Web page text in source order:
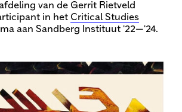
van de Gerrit Rietveld
in het Critical Studies
aan Sandberg Instituut '22—'24.